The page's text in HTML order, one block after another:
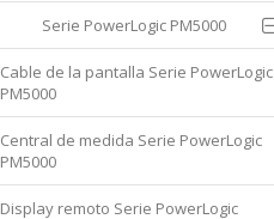
Serie PowerLogic PM5000
Cable de la pantalla Serie PowerLogic
PM5000
Central de medida Serie PowerLogic
PM5000
Display remoto Serie PowerLogic